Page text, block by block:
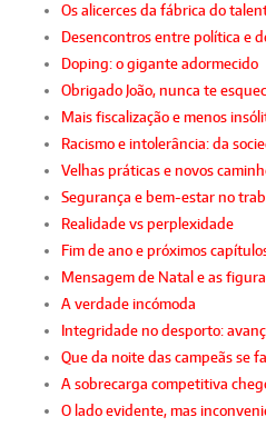
Os alicerces da fábrica do
Desencontros entre política e
Doping: o gigante adormecido
Obrigado João, nunca te
Mais fiscalização e menos
Racismo e intolerância: da
Velhas práticas e novos
Segurança e bem-estar no
Realidade vs perplexidade
Fim de ano e próximos
Mensagem de Natal e as
A verdade incómoda
Integridade no desporto:
Que da noite das campeãs se
A sobrecarga competitiva
O lado evidente, mas